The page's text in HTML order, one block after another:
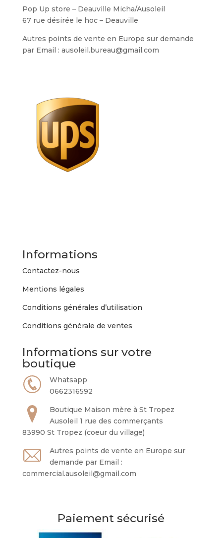
Pop Up store – Deauville Micha/Ausoleil
67 rue désirée le hoc – Deauville
Autres points de vente en Europe sur demande
par Email : ausoleil.bureau@gmail.com
Informations
Contactez-nous
Mentions légales
Conditions générales d’utilisation
Conditions générale de ventes
Informations sur votre
boutique
Whatsapp
0662316592
Boutique Maison mère à St Tropez
Ausoleil 1 rue des commerçants
83990 St Tropez (coeur du village)
Autres points de vente en Europe sur
demande par Email :
commercial.ausoleil@gmail.com
Paiement sécurisé